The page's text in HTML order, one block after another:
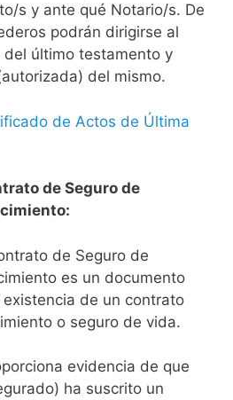
s y ante qué Notario/s. De
podrán dirigirse al
último testamento y
del mismo.
de Actos de Última
de Seguro de
de Seguro de
es un documento
de un contrato
o seguro de vida.
evidencia de que
ha suscrito un